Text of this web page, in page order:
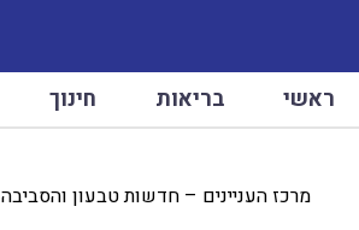
ראשי בריאות חינוך
מרכז העניינים – חדשות טבעון והסביבה